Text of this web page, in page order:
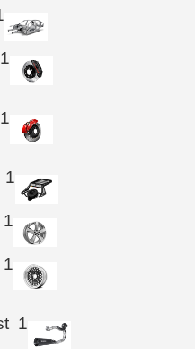
1
1
1
1
1
1